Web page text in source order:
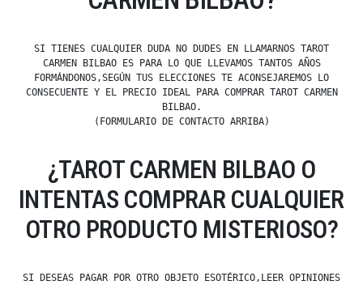
SI TIENES CUALQUIER DUDA NO DUDES EN LLAMARNOS TAROT
CARMEN BILBAO ES PARA LO QUE LLEVAMOS TANTOS AÑOS
FORMÁNDONOS,SEGÚN TUS ELECCIONES TE ACONSEJAREMOS LO
CONSECUENTE Y EL PRECIO IDEAL PARA COMPRAR TAROT CARMEN
BILBAO.
(FORMULARIO DE CONTACTO ARRIBA)
¿TAROT CARMEN BILBAO O
INTENTAS COMPRAR CUALQUIER
OTRO PRODUCTO MISTERIOSO?
SI DESEAS PAGAR POR OTRO OBJETO ESOTÉRICO,LEER OPINIONES